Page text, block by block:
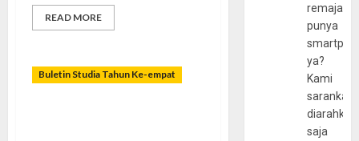
READ MORE
Buletin Studia Tahun Ke-empat
remaja
punya
ya?
Kami
sarankan,
diarahkan
saja